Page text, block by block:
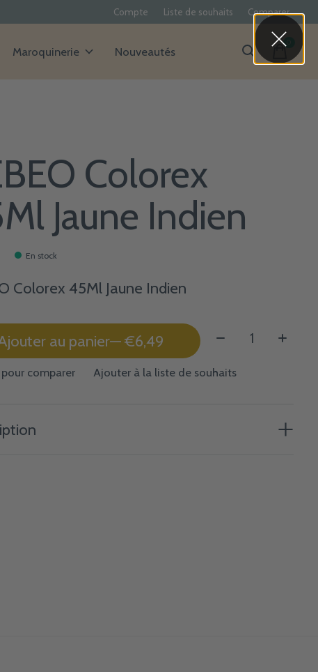
Compte Liste de souhaits Comparer
Maroquinerie Nouveautés items
Colorex
Jaune Indien
En stock
Colorex 45Ml Jaune Indien
au panier — €6,49 Quantité:
comparer Ajouter à la liste de souhaits